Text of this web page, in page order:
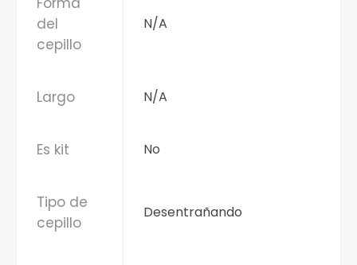
del
cepillo
N/A
Largo N/A
Es kit No
Tipo de
cepillo
Desentrañando